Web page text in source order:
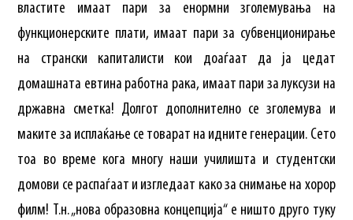
властите имаат пари за енормни зголемувања на
функционерските плати, имаат пари за субвенционирање
на странски капиталисти кои доаѓаат да ја цедат
домашната евтина работна рака, имаат пари за луксузи на
државна сметка! Долгот дополнително се зголемува и
маките за исплаќање се товарат на идните генерации. Сето
тоа во време кога многу наши училишта и студентски
домови се распаѓаат и изгледаат како за снимање на хорор
филм! Т.н. „нова образовна концепција“ е ништо друго туку